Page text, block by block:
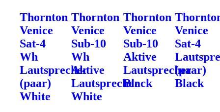
Thornton
Venice
Sat-4
Wh
Lautsprecher
(paar)
White
Thornton
Venice
Sub-10
Wh
Aktive
Lautsprecher
White
Thornton
Venice
Sub-10
Aktive
Lautsprecher
Black
Venice
Sat-4
(paar)
Black